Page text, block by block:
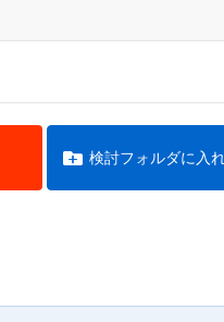
検討フォルダに入